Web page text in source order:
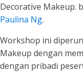
Decorative Makeup.
Paulina Ng.
Workshop ini
Makeup dengan
dengan pribadi